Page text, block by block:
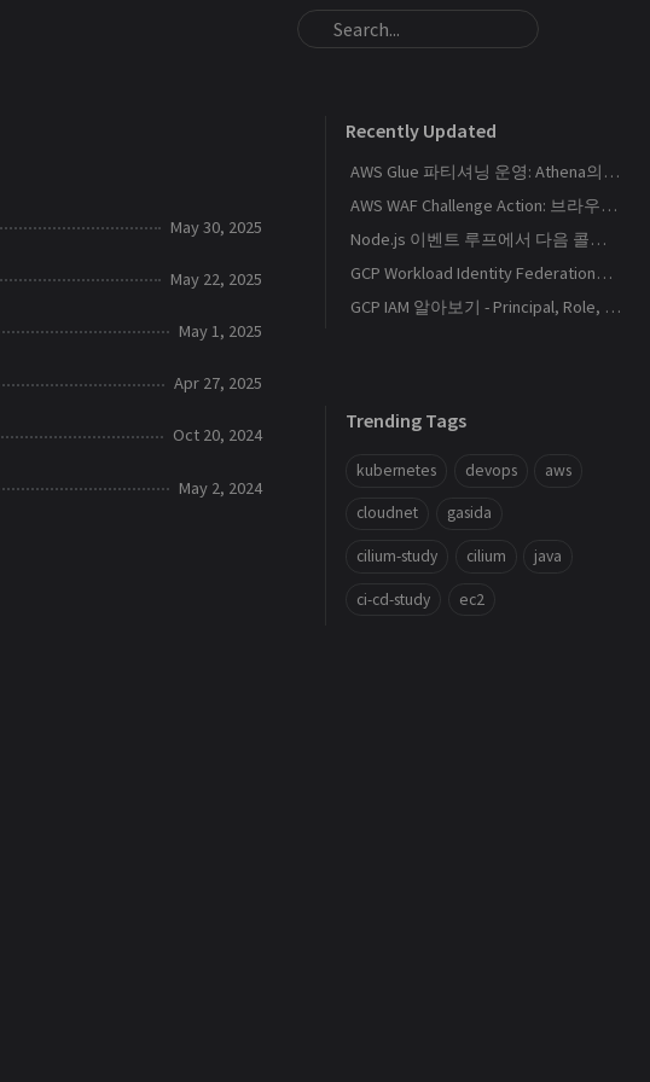
May 30, 2025
May 22, 2025
May 1, 2025
Apr 27, 2025
Oct 20, 2024
May 2, 2024
Recently Updated
AWS Glue 파티셔닝 운영: Athena의 S3 스캔량을 줄이는 Catalog와 Projection 설계
AWS WAF Challenge Action: 브라우저 토큰과 SPA 요청 경계를 이해하기
Node.js 이벤트 루프에서 다음 콜백이 실행되는 순서
GCP Workload Identity Federation으로 외부 워크로드에 키 없이 권한 부여하기
GCP IAM 알아보기 - Principal, Role, Policy, Service Account
Trending Tags
kubernetes devops aws
cloudnet gasida
cilium-study cilium java
ci-cd-study ec2